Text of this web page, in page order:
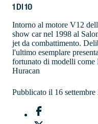
1DI10
Intorno al motore V12
show car nel 1998 al
jet da combattimento.
l'ultimo esemplare
fortunato di modelli come
Huracan
Pubblicato il 16